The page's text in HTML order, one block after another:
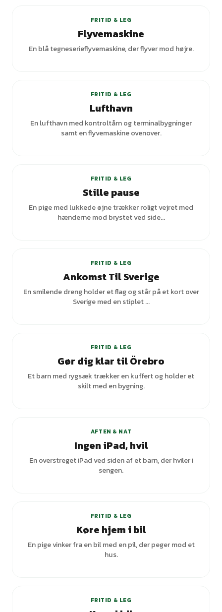
FRITID & LEG
Flyvemaskine
En blå tegneserieflyvemaskine, der flyver mod højre.
FRITID & LEG
Lufthavn
En lufthavn med kontroltårn og terminalbygninger
samt en flyvemaskine ovenover.
FRITID & LEG
Stille pause
En pige med lukkede øjne trækker roligt vejret med
hænderne mod brystet ved side...
FRITID & LEG
Ankomst Til Sverige
En smilende dreng holder et flag og står på et kort over
Sverige med en stiplet ...
FRITID & LEG
Gør dig klar til Örebro
Et barn med rygsæk trækker en kuffert og holder et
skilt med en bygning.
AFTEN & NAT
Ingen iPad, hvil
En overstreget iPad ved siden af et barn, der hviler i
sengen.
FRITID & LEG
Køre hjem i bil
En pige vinker fra en bil med en pil, der peger mod et
hus.
FRITID & LEG